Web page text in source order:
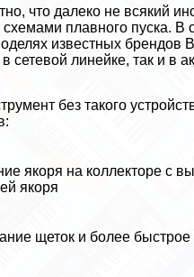
что далеко не всякий
плавного пуска. В
известных брендов
сетевой линейке, так и в
без такого
якоря на коллекторе с
якоря
щеток и более быстрое